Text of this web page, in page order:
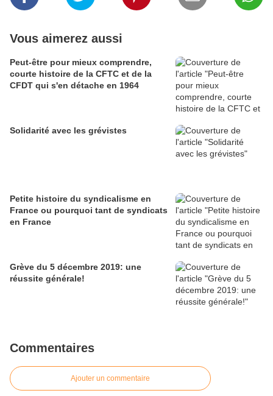
Vous aimerez aussi
Peut-être pour mieux comprendre,
courte histoire de la CFTC et de la
CFDT qui s'en détache en 1964
Solidarité avec les grévistes
Petite histoire du syndicalisme en
France ou pourquoi tant de syndicats
en France
Grève du 5 décembre 2019: une
réussite générale!
Commentaires
Ajouter un commentaire